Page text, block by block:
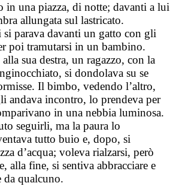
in una piazza, di notte; davanti a lui
allungata sul lastricato.
parava davanti un gatto con gli
poi tramutarsi in un bambino.
sua destra, un ragazzo, con la
si dondolava su se
Il bimbo, vedendo l’altro,
andava incontro, lo prendeva per
in una nebbia luminosa.
seguirli, ma la paura lo
tutto buio e, dopo, si
d’acqua; voleva rialzarsi, però
alla fine, si sentiva abbracciare e
da qualcuno.